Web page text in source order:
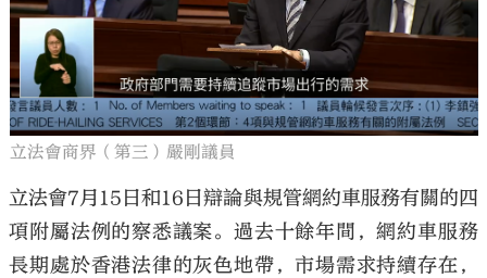
立法會商界（第三）嚴剛議員
立法會7月15日和16日辯論與規管網約車服務有關的四
項附屬法例的察悉議案。過去十餘年間，網約車服務
長期處於香港法律的灰色地帶，市場需求持續存在，